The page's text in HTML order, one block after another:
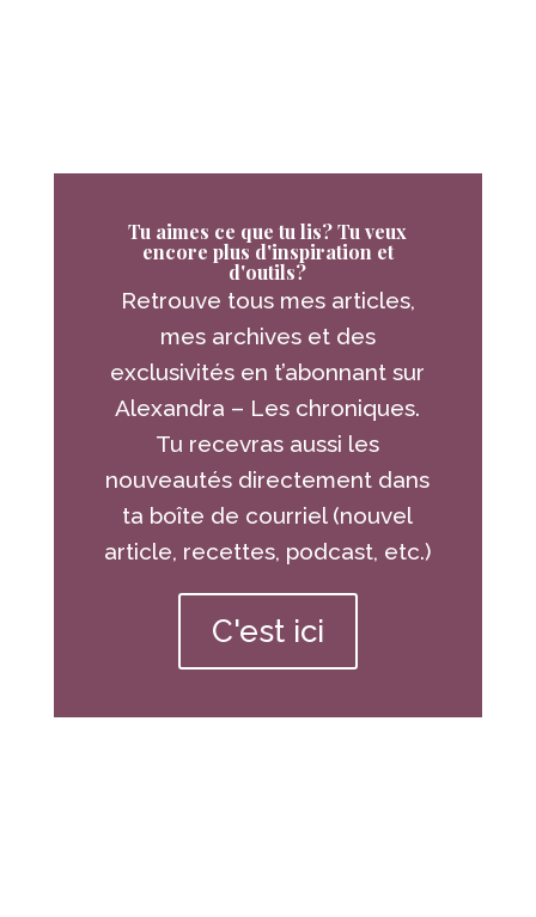
Tu aimes ce que tu lis? Tu veux
encore plus d'inspiration et
d'outils?
Retrouve tous mes articles,
mes archives et des
exclusivités en t’abonnant sur
Alexandra – Les chroniques.
Tu recevras aussi les
nouveautés directement dans
ta boîte de courriel (nouvel
article, recettes, podcast, etc.)
C'est ici